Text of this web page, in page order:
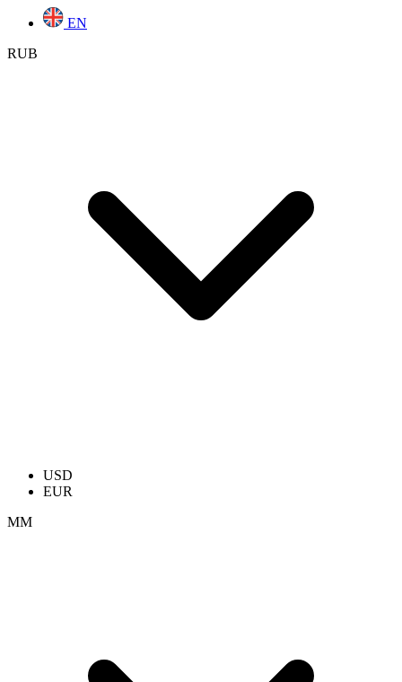
EN
RUB
USD
EUR
ММ